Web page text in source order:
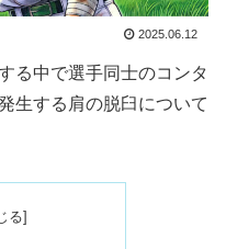
2025.06.12
る中で選手同士のコンタ
生する肩の脱臼について